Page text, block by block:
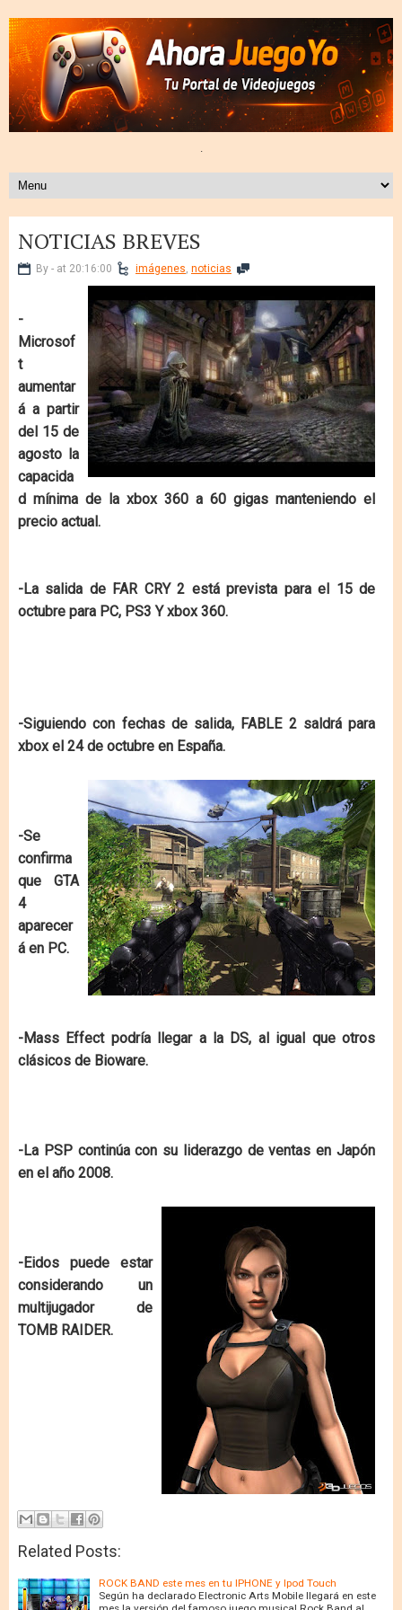
.
NOTICIAS BREVES
By - at 20:16:00 imágenes, noticias
-
Microsof
t
aumentar
á a partir
del 15 de
agosto la
capacida
d mínima de la xbox 360 a 60 gigas manteniendo el
precio actual.
-La salida de FAR CRY 2 está prevista para el 15 de
octubre para PC, PS3 Y xbox 360.
-Siguiendo con fechas de salida, FABLE 2 saldrá para
xbox el 24 de octubre en España.
-Se
confirma
que GTA
4
aparecer
á en PC.
-Mass Effect podría llegar a la DS, al igual que otros
clásicos de Bioware.
-La PSP continúa con su liderazgo de ventas en Japón
en el año 2008.
-Eidos puede estar
considerando un
multijugador de
TOMB RAIDER.
Related Posts:
ROCK BAND este mes en tu IPHONE y Ipod Touch
Según ha declarado Electronic Arts Mobile llegará en este